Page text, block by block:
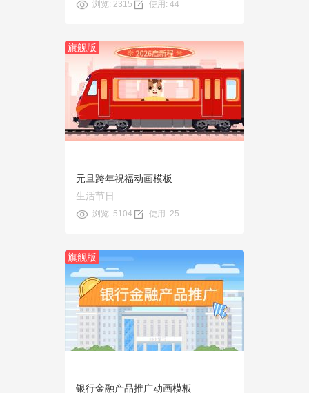
浏览: 2315 使用: 44
旗舰版
预览
元旦跨年祝福动画模板
生活节日
浏览: 5104 使用: 25
旗舰版
预览
使用
银行金融产品推广动画模板